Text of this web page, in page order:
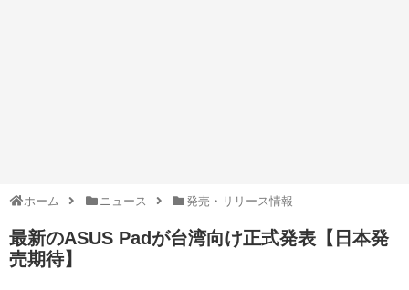
ホーム ニュース 発売・リリース情報
最新のASUS Padが台湾向け正式発表【日本発
売期待】